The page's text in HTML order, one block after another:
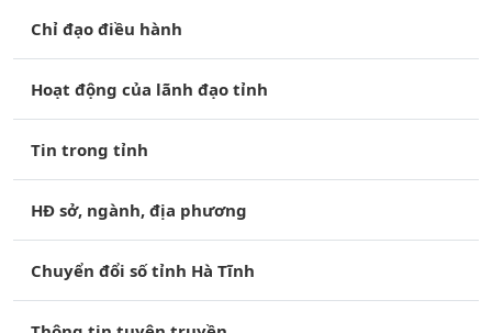
Chỉ đạo điều hành
Hoạt động của lãnh đạo tỉnh
Tin trong tỉnh
HĐ sở, ngành, địa phương
Chuyển đổi số tỉnh Hà Tĩnh